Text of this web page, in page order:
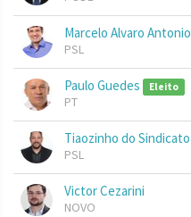
Marcelo Alvaro Antonio
PSL
Paulo Guedes Eleito
PT
Tiaozinho do Sindicato
PSL
Victor Cezarini
NOVO